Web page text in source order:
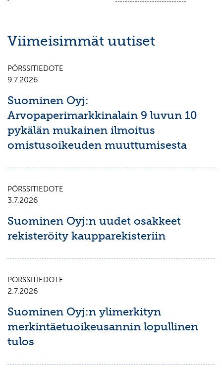
Viimeisimmät uutiset
PÖRSSITIEDOTE
9.7.2026
Suominen Oyj:
Arvopaperimarkkinalain 9 luvun 10
pykälän mukainen ilmoitus
omistusoikeuden muuttumisesta
PÖRSSITIEDOTE
3.7.2026
Suominen Oyj:n uudet osakkeet
rekisteröity kaupparekisteriin
PÖRSSITIEDOTE
2.7.2026
Suominen Oyj:n ylimerkityn
merkintäetuoikeusannin lopullinen
tulos